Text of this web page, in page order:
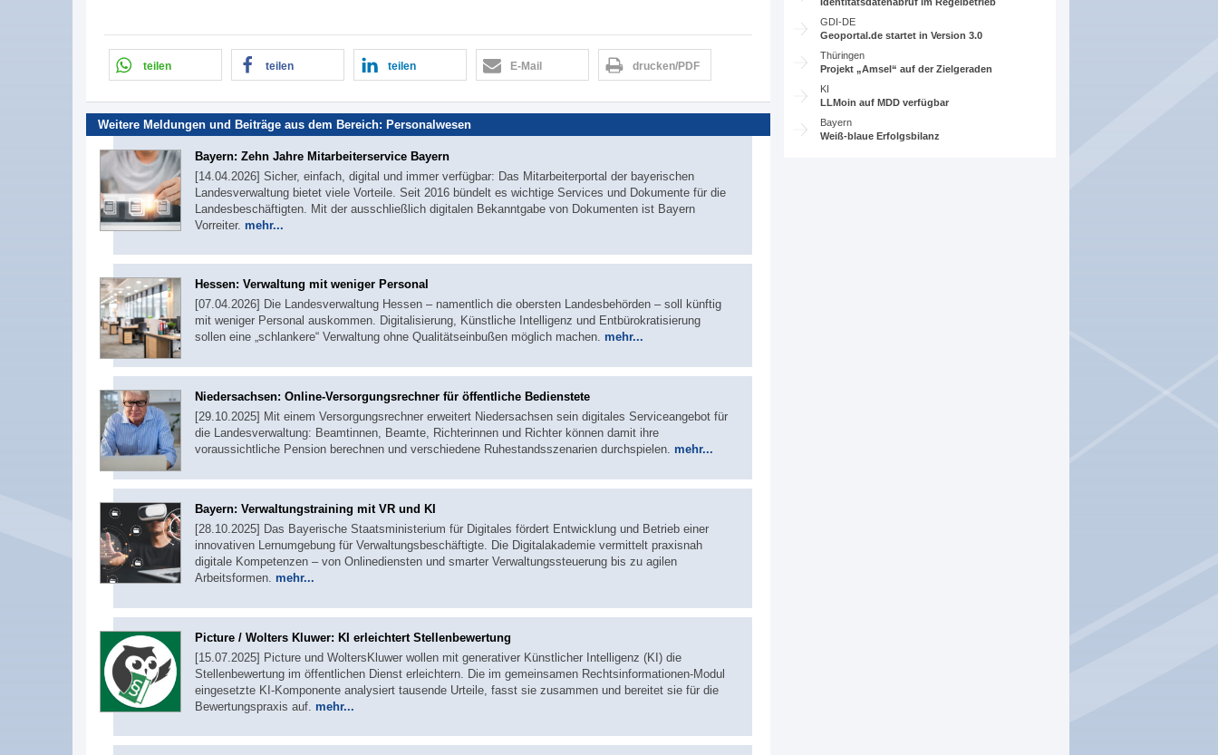
teilen teilen teilen E-Mail drucken/PDF
Weitere Meldungen und Beiträge aus dem Bereich: Personalwesen
Bayern: Zehn Jahre Mitarbeiterservice Bayern
[14.04.2026] Sicher, einfach, digital und immer verfügbar: Das Mitarbeiterportal der bayerischen
Landesverwaltung bietet viele Vorteile. Seit 2016 bündelt es wichtige Services und Dokumente für die
Landesbeschäftigten. Mit der ausschließlich digitalen Bekanntgabe von Dokumenten ist Bayern
Vorreiter. mehr...
Hessen: Verwaltung mit weniger Personal
[07.04.2026] Die Landesverwaltung Hessen – namentlich die obersten Landesbehörden – soll künftig
mit weniger Personal auskommen. Digitalisierung, Künstliche Intelligenz und Entbürokratisierung
sollen eine „schlankere“ Verwaltung ohne Qualitätseinbußen möglich machen. mehr...
Niedersachsen: Online-Versorgungsrechner für öffentliche Bedienstete
[29.10.2025] Mit einem Versorgungsrechner erweitert Niedersachsen sein digitales Serviceangebot für
die Landesverwaltung: Beamtinnen, Beamte, Richterinnen und Richter können damit ihre
voraussichtliche Pension berechnen und verschiedene Ruhestandsszenarien durchspielen. mehr...
Bayern: Verwaltungstraining mit VR und KI
[28.10.2025] Das Bayerische Staatsministerium für Digitales fördert Entwicklung und Betrieb einer
innovativen Lernumgebung für Verwaltungsbeschäftigte. Die Digitalakademie vermittelt praxisnah
digitale Kompetenzen – von Onlinediensten und smarter Verwaltungssteuerung bis zu agilen
Arbeitsformen. mehr...
Picture / Wolters Kluwer: KI erleichtert Stellenbewertung
[15.07.2025] Picture und WoltersKluwer wollen mit generativer Künstlicher Intelligenz (KI) die
Stellenbewertung im öffentlichen Dienst erleichtern. Die im gemeinsamen Rechtsinformationen-Modul
eingesetzte KI-Komponente analysiert tausende Urteile, fasst sie zusammen und bereitet sie für die
Bewertungspraxis auf. mehr...
Identitätsdatenabruf im Regelbetrieb
GDI-DE
Geoportal.de startet in Version 3.0
Thüringen
Projekt „Amsel“ auf der Zielgeraden
KI
LLMoin auf MDD verfügbar
Bayern
Weiß-blaue Erfolgsbilanz